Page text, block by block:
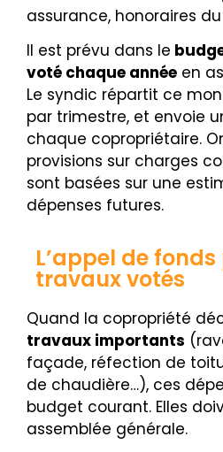
assurance, honoraires
Il est prévu dans le
voté chaque année en
Le syndic répartit ce
par trimestre, et envoie
chaque copropriétaire.
provisions sur charges
sont basées sur une
dépenses futures.
L’appel de
travaux votés
Quand la copropriété
travaux importants
façade, réfection de
de chaudière…), ces
budget courant. Elles
assemblée générale.